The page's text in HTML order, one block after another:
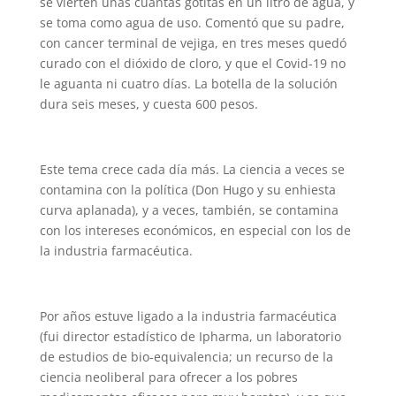
se toma como agua de uso. Comentó que su padre,
con cancer terminal de vejiga, en tres meses quedó
curado con el dióxido de cloro, y que el Covid-19 no
le aguanta ni cuatro días. La botella de la solución
dura seis meses, y cuesta 600 pesos.
Este tema crece cada día más. La ciencia a veces se
contamina con la política (Don Hugo y su enhiesta
curva aplanada), y a veces, también, se contamina
con los intereses económicos, en especial con los de
la industria farmacéutica.
Por años estuve ligado a la industria farmacéutica
(fui director estadístico de Ipharma, un laboratorio
de estudios de bio-equivalencia; un recurso de la
ciencia neoliberal para ofrecer a los pobres